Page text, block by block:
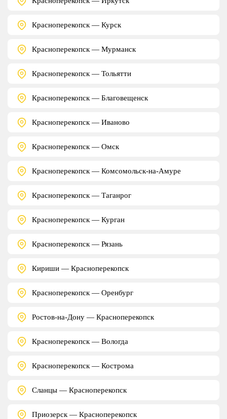
Красноперекопск — Курск
Красноперекопск — Мурманск
Красноперекопск — Тольятти
Красноперекопск — Благовещенск
Красноперекопск — Иваново
Красноперекопск — Омск
Красноперекопск — Комсомольск-на-Амуре
Красноперекопск — Таганрог
Красноперекопск — Курган
Красноперекопск — Рязань
Кириши — Красноперекопск
Красноперекопск — Оренбург
Ростов-на-Дону — Красноперекопск
Красноперекопск — Вологда
Красноперекопск — Кострома
Сланцы — Красноперекопск
Приозерск — Красноперекопск